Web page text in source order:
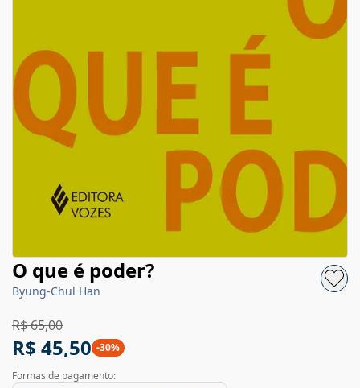
O que é poder?
Byung-Chul Han
R$ 65,00
R$ 45,50 -30%
Formas de pagamento: